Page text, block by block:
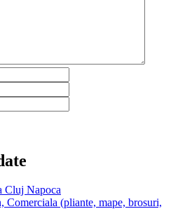
Cluj Napoca
Comerciala (pliante, mape, brosuri,